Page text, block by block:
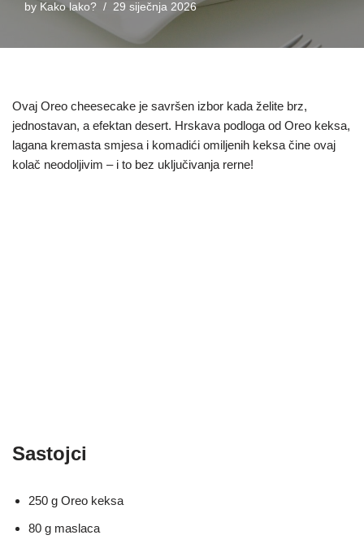
by Kako lako? 29 siječnja 2026
Ovaj Oreo cheesecake je savršen izbor kada želite brz,
jednostavan, a efektan desert. Hrskava podloga od Oreo keksa,
lagana kremasta smjesa i komadići omiljenih keksa čine ovaj
kolač neodoljivim – i to bez uključivanja rerne!
Sastojci
250 g Oreo keksa
80 g maslaca